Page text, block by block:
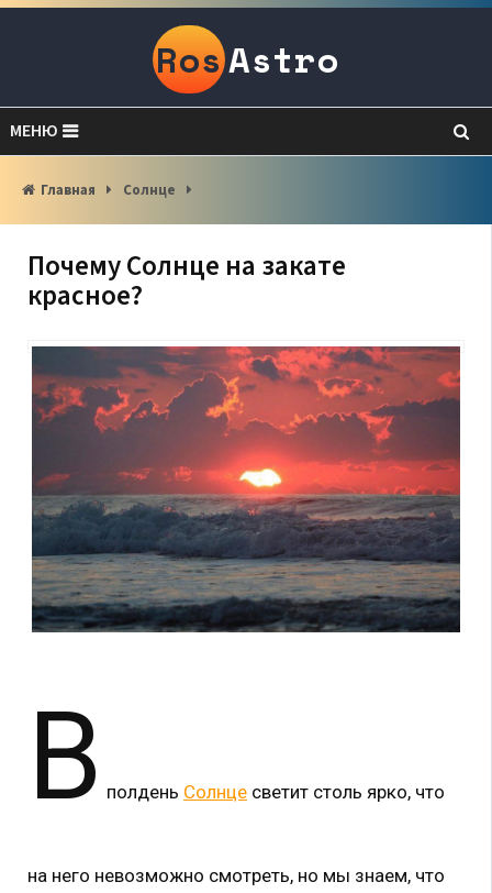
RosAstro
МЕНЮ
Главная Солнце
Почему Солнце на закате
красное?
В полдень Солнце светит столь ярко, что
на него невозможно смотреть, но мы знаем, что